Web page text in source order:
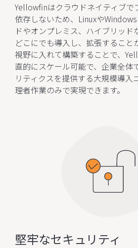
Yellowfinはクラウドネイティブで
依存しないため、Linuxや
ドやオンプレミス、ハイブリッド
どこにでも導入し、拡張すること
視野に入れて構築することで、
直的にスケール可能で、企業全体
リティクスを提供する大規模導入
理者作業のみで実現できます。
堅牢なセキュリティ